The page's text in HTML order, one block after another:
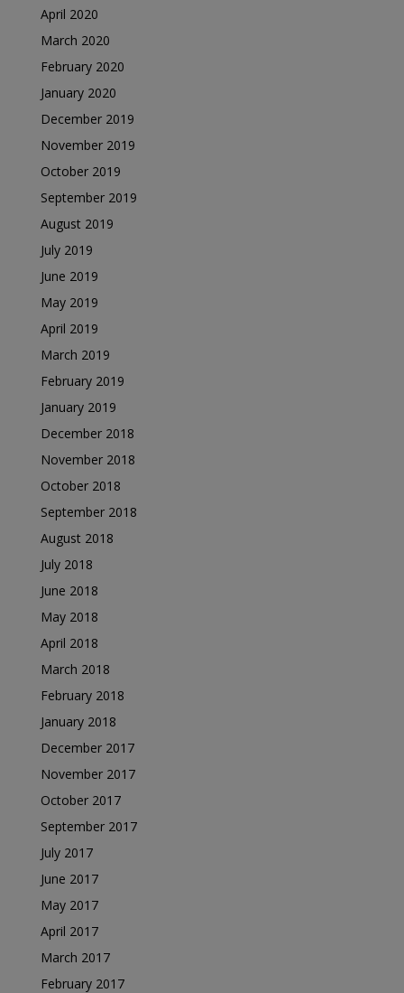
April 2020
March 2020
February 2020
January 2020
December 2019
November 2019
October 2019
September 2019
August 2019
July 2019
June 2019
May 2019
April 2019
March 2019
February 2019
January 2019
December 2018
November 2018
October 2018
September 2018
August 2018
July 2018
June 2018
May 2018
April 2018
March 2018
February 2018
January 2018
December 2017
November 2017
October 2017
September 2017
July 2017
June 2017
May 2017
April 2017
March 2017
February 2017